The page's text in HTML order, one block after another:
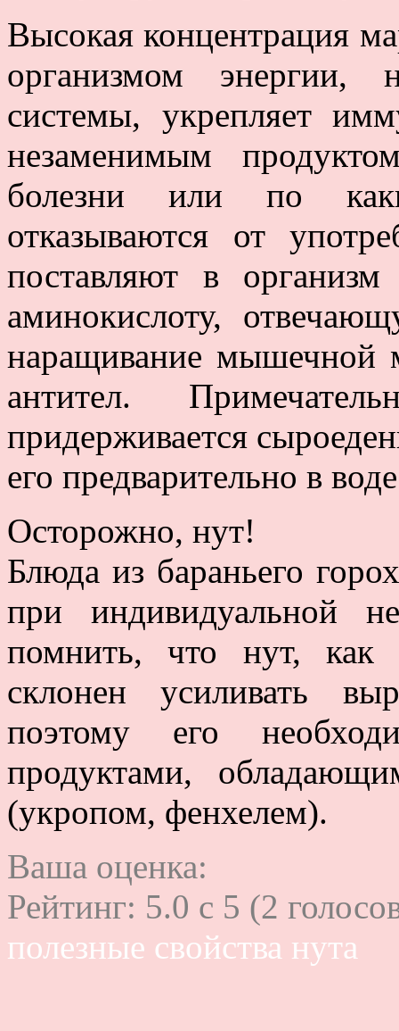
Высокая концентрация
организмом энергии,
системы, укрепляет
незаменимым
болезни или по
отказываются от
поставляют в
аминокислоту,
наращивание мышечной
антител.
придерживается
его предварительно в
Осторожно, нут!
Блюда из бараньего
при индивидуальной
помнить, что нут, как
склонен усиливать
поэтому его
продуктами,
(укропом, фенхелем).
Ваша оценка:
Рейтинг: 5.0 c 5 (2
полезные свойства нута